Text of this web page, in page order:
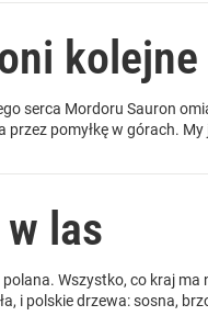
serca Mordoru Sauron
pomyłkę w górach.
las
polana. Wszystko, co kraj
i polskie drzewa: sosna,